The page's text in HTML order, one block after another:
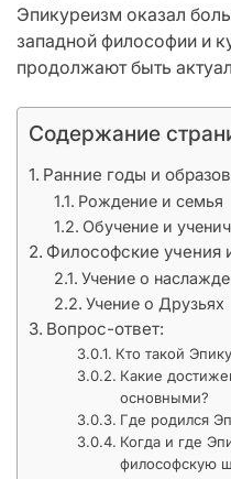
Эпикуреизм оказал
западной философии и
продолжают быть
Содержание
Ранние годы и
Рождение и семья
Обучение и
Философские учения
Учение о
Учение о Друзьях
Вопрос-ответ:
Кто такой
Какие
основными?
Где родился
Когда и где
философскую